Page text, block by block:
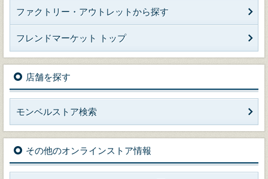
ファクトリー・アウトレットから探す
フレンドマーケット トップ
店舗を探す
モンベルストア検索
その他のオンラインストア情報